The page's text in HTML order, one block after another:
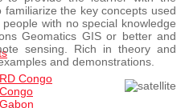
Congo
the key concepts used
with no special knowledge
Geomatics GIS or better and
sensing. Rich in theory and
and demonstrations.